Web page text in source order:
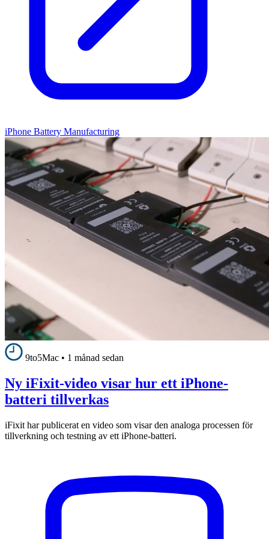
iPhone Battery Manufacturing
9to5Mac • 1 månad sedan
Ny iFixit-video visar hur ett iPhone-
batteri tillverkas
iFixit har publicerat en video som visar den analoga processen för
tillverkning och testning av ett iPhone-batteri.